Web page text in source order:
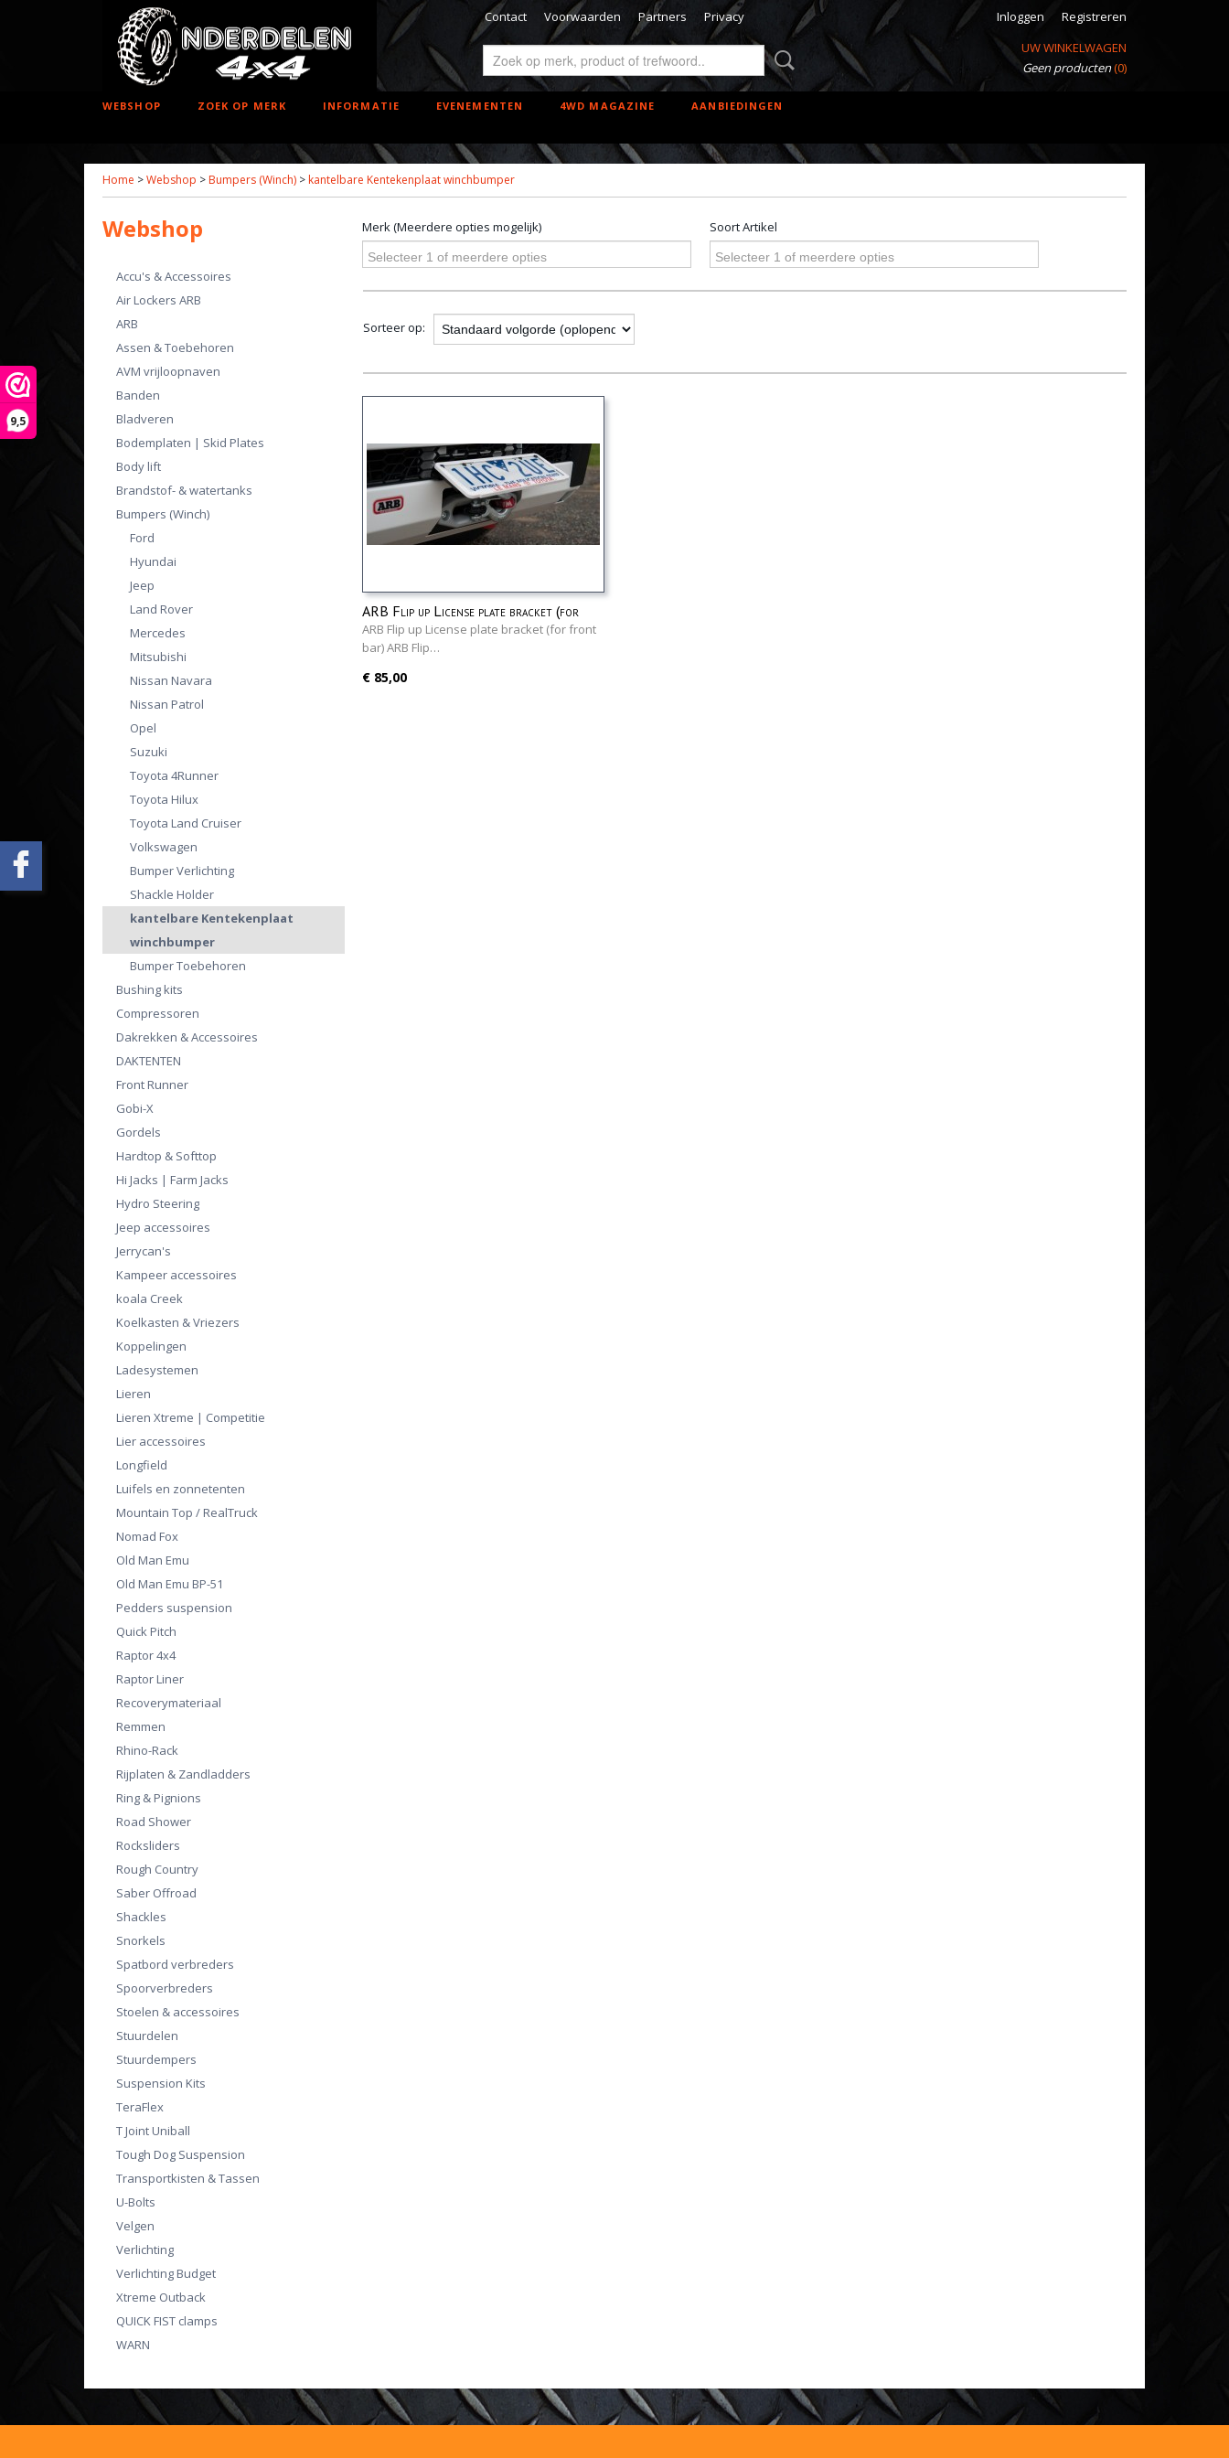
9,5
Contact Voorwaarden Partners Privacy Inloggen
Registreren
UW WINKELWAGEN
Geen producten(0)
WEBSHOP ZOEK OP MERK INFORMATIE EVENEMENTEN 4WD MAGAZINE AANBIEDINGEN
Home >Webshop > Bumpers (Winch) > kantelbare Kentekenplaat winchbumper
Webshop
Accu's & Accessoires
Air Lockers ARB
ARB
Assen & Toebehoren
AVM vrijloopnaven
Banden
Bladveren
Bodemplaten | Skid Plates
Body lift
Brandstof- & watertanks
Bumpers (Winch)
Ford
Hyundai
Jeep
Land Rover
Mercedes
Mitsubishi
Nissan Navara
Nissan Patrol
Opel
Suzuki
Toyota 4Runner
Toyota Hilux
Toyota Land Cruiser
Volkswagen
Bumper Verlichting
Shackle Holder
kantelbare Kentekenplaat
winchbumper
Bumper Toebehoren
Bushing kits
Compressoren
Dakrekken & Accessoires
DAKTENTEN
Front Runner
Gobi-X
Gordels
Hardtop & Softtop
Hi Jacks | Farm Jacks
Hydro Steering
Jeep accessoires
Jerrycan's
Kampeer accessoires
koala Creek
Koelkasten & Vriezers
Koppelingen
Ladesystemen
Lieren
Lieren Xtreme | Competitie
Lier accessoires
Longfield
Luifels en zonnetenten
Mountain Top / RealTruck
Nomad Fox
Old Man Emu
Old Man Emu BP-51
Pedders suspension
Quick Pitch
Raptor 4x4
Raptor Liner
Recoverymateriaal
Remmen
Rhino-Rack
Rijplaten & Zandladders
Ring & Pignions
Road Shower
Rocksliders
Rough Country
Saber Offroad
Shackles
Snorkels
Spatbord verbreders
Spoorverbreders
Stoelen & accessoires
Stuurdelen
Stuurdempers
Suspension Kits
TeraFlex
T Joint Uniball
Tough Dog Suspension
Transportkisten & Tassen
U-Bolts
Velgen
Verlichting
Verlichting Budget
Xtreme Outback
QUICK FIST clamps
WARN
Merk (Meerdere opties mogelijk)
Selecteer 1 of meerdere opties
Soort Artikel
Selecteer 1 of meerdere opties
Sorteer op:
ARB Flip up License plate bracket (for
front bar)
ARB Flip up License plate bracket (for front
bar) ARB Flip…
€ 85,00